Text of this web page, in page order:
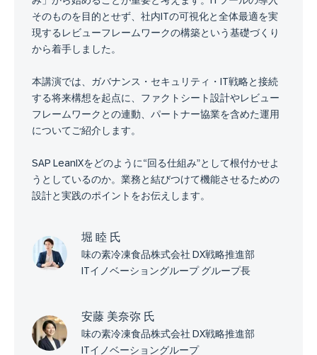
そのものを目的とせず、社内ITの可視化と全体最適を実
現するレビューフレームワークの構築という基礎づくり
から着手しました。
本講演では、ガバナンス・セキュリティ・IT戦略と接続
する将来構想を起点に、ファクトシート設計やレビュー
フレームワークとの連動、パートナー協業を含めた運用
についてご紹介します。
SAP LeanIXをどのように“回る仕組み”として根付かせよ
うとしているのか。業務と結びつけて機能させるための
設計と実践のポイントをお伝えします。
堀 睦 氏
味の素冷凍食品株式会社 DX戦略推進部
ITイノベーショングループ グループ長
安藤 美奈弥 氏
味の素冷凍食品株式会社 DX戦略推進部
ITイノベーショングループ